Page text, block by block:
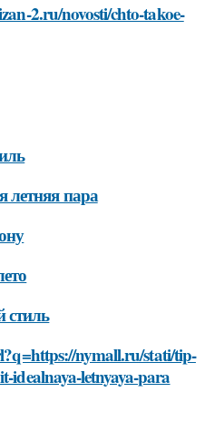
2.ru/novosti/chto-takoe-
летняя пара
стиль
nymall.ru/stati/tip-
idealnaya-letnyaya-para